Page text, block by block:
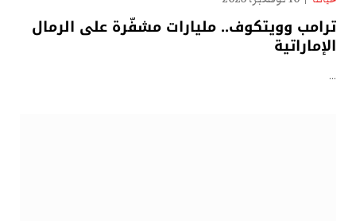
ترامب وويتكوف.. مليارات مشفّرة على الرمال
الإماراتية
…